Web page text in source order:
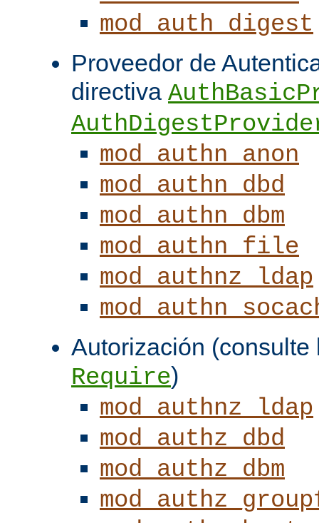
mod_auth_digest
Proveedor de
directiva
mod_authn_anon
mod_authn_dbd
mod_authn_dbm
mod_authn_file
mod_authnz_ldap
Autorización (consulte
Require)
mod_authnz_ldap
mod_authz_dbd
mod_authz_dbm